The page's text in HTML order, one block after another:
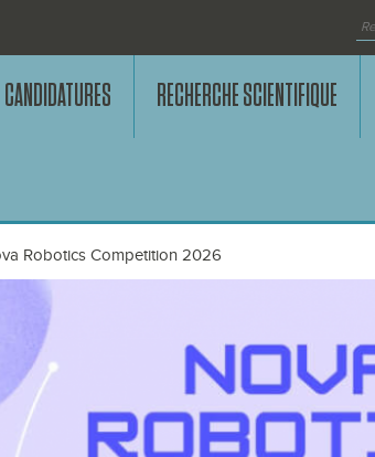
CANDIDATURES RECHERCHE SCIENTIFIQUE
Robotics Competition 2026